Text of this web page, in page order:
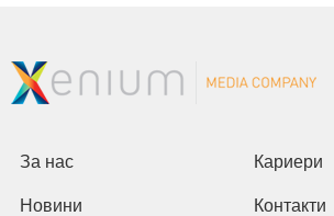
За нас Кариери
Новини Контакти